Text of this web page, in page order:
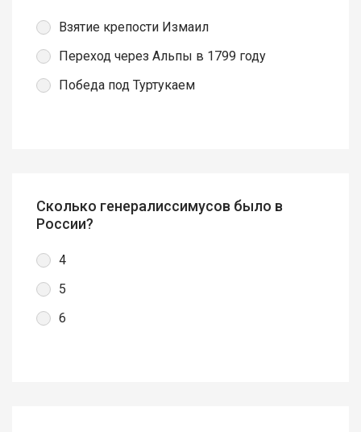
Взятие крепости Измаил
Переход через Альпы в 1799 году
Победа под Туртукаем
Сколько генералиссимусов было в
России?
4
5
6